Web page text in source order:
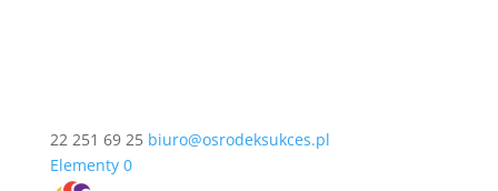
22 251 69 25 biuro@osrodeksukces.pl
Elementy 0